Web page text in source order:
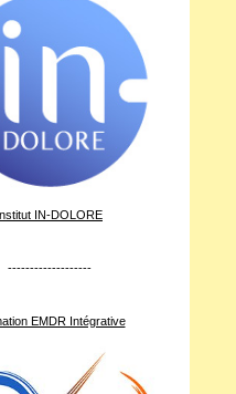
IN-DOLORE
-------------------
EMDR Intégrative